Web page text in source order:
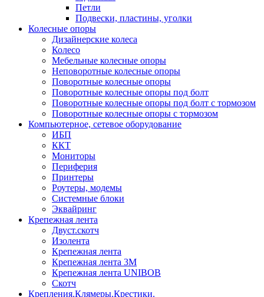
Петли
Подвески, пластины, уголки
Колесные опоры
Дизайнерские колеса
Колесо
Мебельные колесные опоры
Неповоротные колесные опоры
Поворотные колесные опоры
Поворотные колесные опоры под болт
Поворотные колесные опоры под болт с тормозом
Поворотные колесные опоры с тормозом
Компьютерное, сетевое оборудование
ИБП
ККТ
Мониторы
Периферия
Принтеры
Роутеры, модемы
Системные блоки
Эквайринг
Крепежная лента
Двуст.скотч
Изолента
Крепежная лента
Крепежная лента 3М
Крепежная лента UNIBOB
Скотч
Крепления.Клямеры.Крестики.